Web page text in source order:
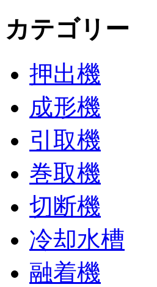
カテゴリー
押出機
成形機
引取機
巻取機
切断機
冷却水槽
融着機